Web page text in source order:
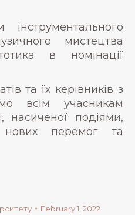
мистецтва
в номінації
та їх керівників з
всім учасникам
насиченої подіями,
нових перемог та
February 1, 2022